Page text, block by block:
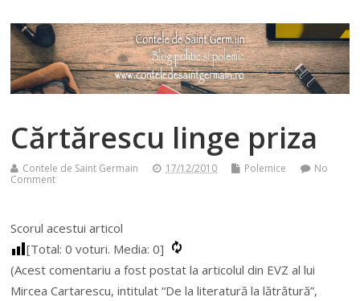
Cărtărescu linge priza
Contele de Saint Germain 17/12/2010 Polemice
No
Comment
Scorul acestui articol
[Total:0 voturi. Media:0]
(Acest comentariu a fost postat la articolul din EVZ al lui
Mircea Cartarescu, intitulat “De la literatură la lătrătură”,